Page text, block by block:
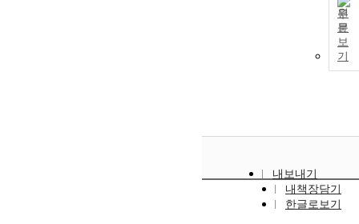
원
문
보
기
내보내기
내책장담기
한글로보기